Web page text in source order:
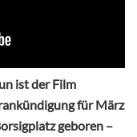
ist der Film
für März
geboren –